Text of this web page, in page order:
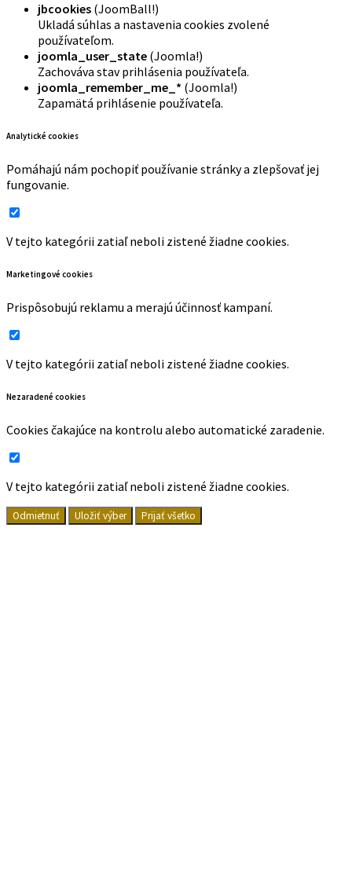
jbcookies (JoomBall!)
Ukladá súhlas a nastavenia cookies zvolené
používateľom.
joomla_user_state (Joomla!)
Zachováva stav prihlásenia používateľa.
joomla_remember_me_* (Joomla!)
Zapamätá prihlásenie používateľa.
Analytické cookies
Pomáhajú nám pochopiť používanie stránky a zlepšovať jej
fungovanie.
V tejto kategórii zatiaľ neboli zistené žiadne cookies.
Marketingové cookies
Prispôsobujú reklamu a merajú účinnosť kampaní.
V tejto kategórii zatiaľ neboli zistené žiadne cookies.
Nezaradené cookies
Cookies čakajúce na kontrolu alebo automatické zaradenie.
V tejto kategórii zatiaľ neboli zistené žiadne cookies.
Odmietnuť Uložiť výber Prijať všetko